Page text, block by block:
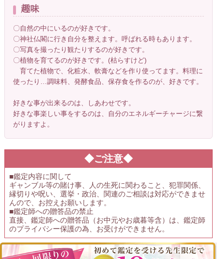
趣味
〇自然の中にいるのが好きです。
〇神社仏閣に行き自分を整えます。呼ばれる時もあります。
〇写真を撮ったり観たりするのが好きです。
〇植物を育てるのが好きです。(枯らすけど)
育てた植物で、化粧水、軟膏などを作り使ってます。料理に
使ったり…調味料、発酵食品、保存食を作るのが、好きです。
好きな事が出来るのは、しあわせです。
好きな事楽しい事をするのは、自分のエネルギーチャージに繋
がりますよ。
◆ご注意◆
■鑑定内容に関して
ギャンブル等の賭け事、人の生死に関わること、犯罪関係、
縁切りや呪い、選挙・政治、関連のご相談は対応ができませ
んので、お控えお願いします。
■鑑定師への贈答品の禁止
直接、鑑定師への贈答品（お中元やお歳暮等含）は、鑑定師
のプライバシー保護の為、お受けができません。